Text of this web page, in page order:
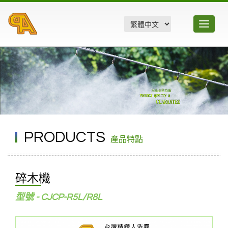
Toggle
PRODUCTS 產品特點
碎木機
型號 - CJCP-R5L/R8L